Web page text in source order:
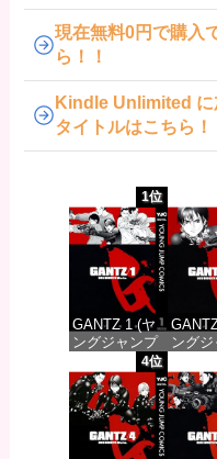
現在無料0円で購入
ら！！
Kindle Unlimited に
タイトルはこちら！
1位
GANTZ 1 (ヤ
ングジャンプ
コミックス
DIGITAL)
価格：¥100
ング
コミ
価
4位